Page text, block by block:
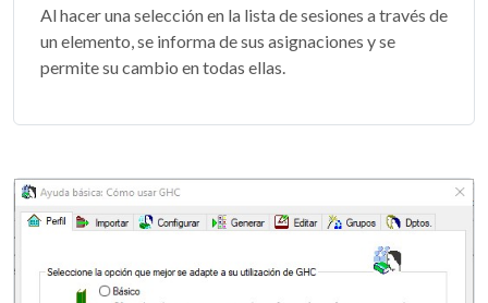
Al hacer una selección en la lista de sesiones a través de
un elemento, se informa de sus asignaciones y se
permite su cambio en todas ellas.